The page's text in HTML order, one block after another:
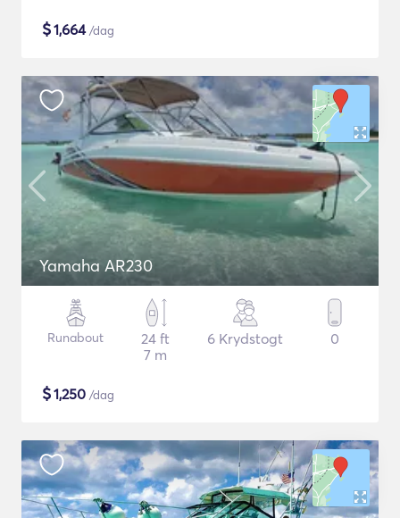
$1,664/dag
Yamaha AR230
Runabout
24 ft
7 m
6 Krydstogt 0
$1,250 /dag